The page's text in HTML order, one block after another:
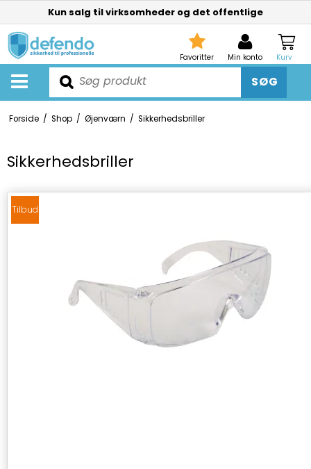
Kun salg til virksomheder og det offentlige
Favoritter Min konto Kurv
SØG
Forside / Shop / Øjenværn / Sikkerhedsbriller
Sikkerhedsbriller
Tilbud